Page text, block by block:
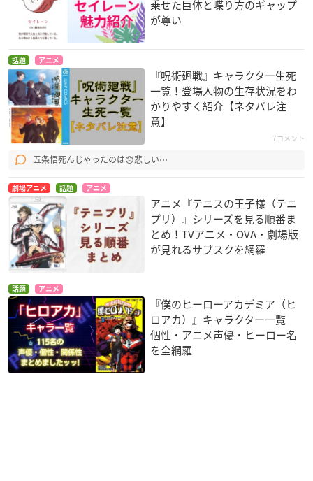
乗せた巨体と喋り方のギャップ
が尊い
話題 アニメ
『呪術廻戦』キャラクター生死
一覧！登場人物の生存状況をわ
かりやすく紹介【ネタバレ注
意】
7コメント
五条悟死んじゃったのは😞悲しい⋯
劇場アニメ 話題 アニメ
アニメ『テニスの王子様（テニ
プリ）』シリーズを見る順番ま
とめ！TVアニメ・OVA・劇場版
が見れるサブスクを網羅
話題 アニメ
『僕のヒーローアカデミア（ヒ
ロアカ）』キャラクター一覧
個性・アニメ声優・ヒーロー名
を全網羅